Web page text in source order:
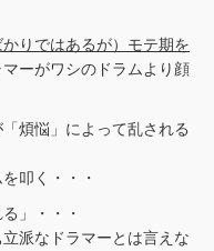
りではあるが）モテ期を
ーがワシのドラムより顔
煩悩」によって乱される
叩く・・・
」・・・
派なドラマーとは言えな